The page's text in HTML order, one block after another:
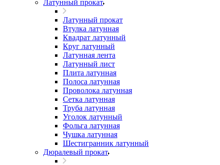
Латунный прокат
Латунный прокат
Втулка латунная
Квадрат латунный
Круг латунный
Латунная лента
Латунный лист
Плита латунная
Полоса латунная
Проволока латунная
Сетка латунная
Труба латунная
Уголок латунный
Фольга латунная
Чушка латунная
Шестигранник латунный
Дюралевый прокат